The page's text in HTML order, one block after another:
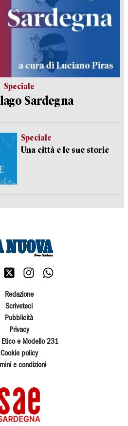
Speciale
Sardegna
Speciale
Una città e le sue storie
Redazione
Scriveteci
Pubblicità
Privacy
Etico e Modello 231
Cookie policy
e condizioni